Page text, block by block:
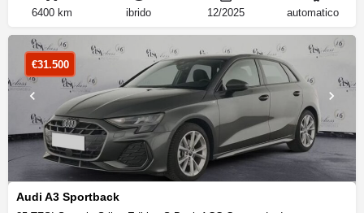
6400 km ibrido 12/2025 automatico
Audi A3 Sportback
€31.500